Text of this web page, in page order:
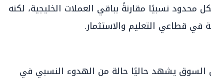
نسبيًا مقارنةً بباقي العملات الخليجية، لكنه
في قطاعي التعليم والاستثمار.
السوق يشهد حاليًا حالة من الهدوء النسبي في